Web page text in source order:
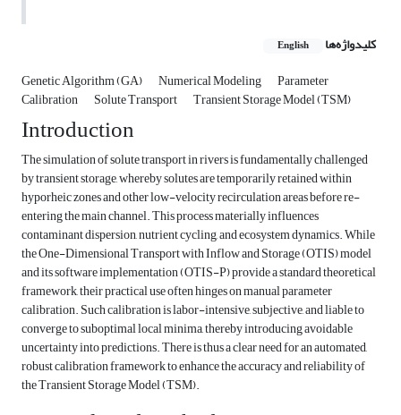
کلیدواژه‌ها English
Genetic Algorithm (GA) Numerical Modeling Parameter
Calibration Solute Transport Transient Storage Model (TSM)
Introduction
The simulation of solute transport in rivers is fundamentally challenged
by transient storage, whereby solutes are temporarily retained within
hyporheic zones and other low-velocity recirculation areas before re-
entering the main channel. This process materially influences
contaminant dispersion, nutrient cycling, and ecosystem dynamics. While
the One-Dimensional Transport with Inflow and Storage (OTIS) model
and its software implementation (OTIS-P) provide a standard theoretical
framework, their practical use often hinges on manual parameter
calibration. Such calibration is labor-intensive, subjective, and liable to
converge to suboptimal local minima, thereby introducing avoidable
uncertainty into predictions. There is thus a clear need for an automated,
robust calibration framework to enhance the accuracy and reliability of
the Transient Storage Model (TSM).